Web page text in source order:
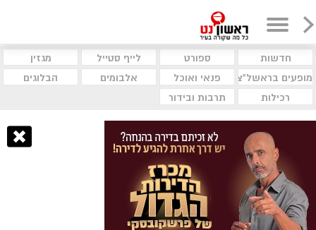
חדשות ספורט לייף סטייל
מגזין
מופעים בראשל"צ
פנאי ואוכל אלבומים
הבלוגים
רכילות
תרבות ובידור